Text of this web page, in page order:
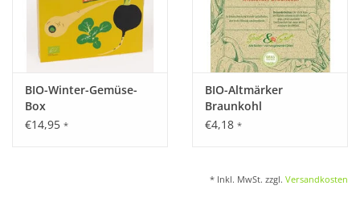
BIO-Winter-Gemüse-
Box
€14,95 *
BIO-Altmärker
Braunkohl
€4,18 *
* Inkl. MwSt. zzgl. Versandkosten